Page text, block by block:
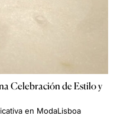
Celebración de Estilo y
en ModaLisboa